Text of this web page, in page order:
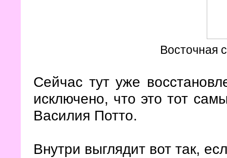
Восточная
Сейчас тут уже
исключено, что это тот
Василия Потто.
Внутри выглядит вот так,